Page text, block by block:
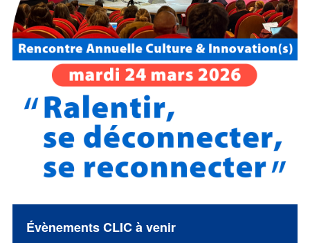
Évènements CLIC à venir